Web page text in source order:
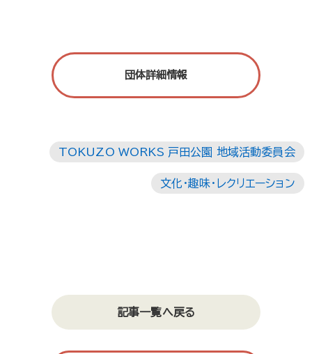
団体詳細情報
TOKUZO WORKS 戸田公園 地域活動委員会
文化・趣味・レクリエーション
記事一覧へ戻る